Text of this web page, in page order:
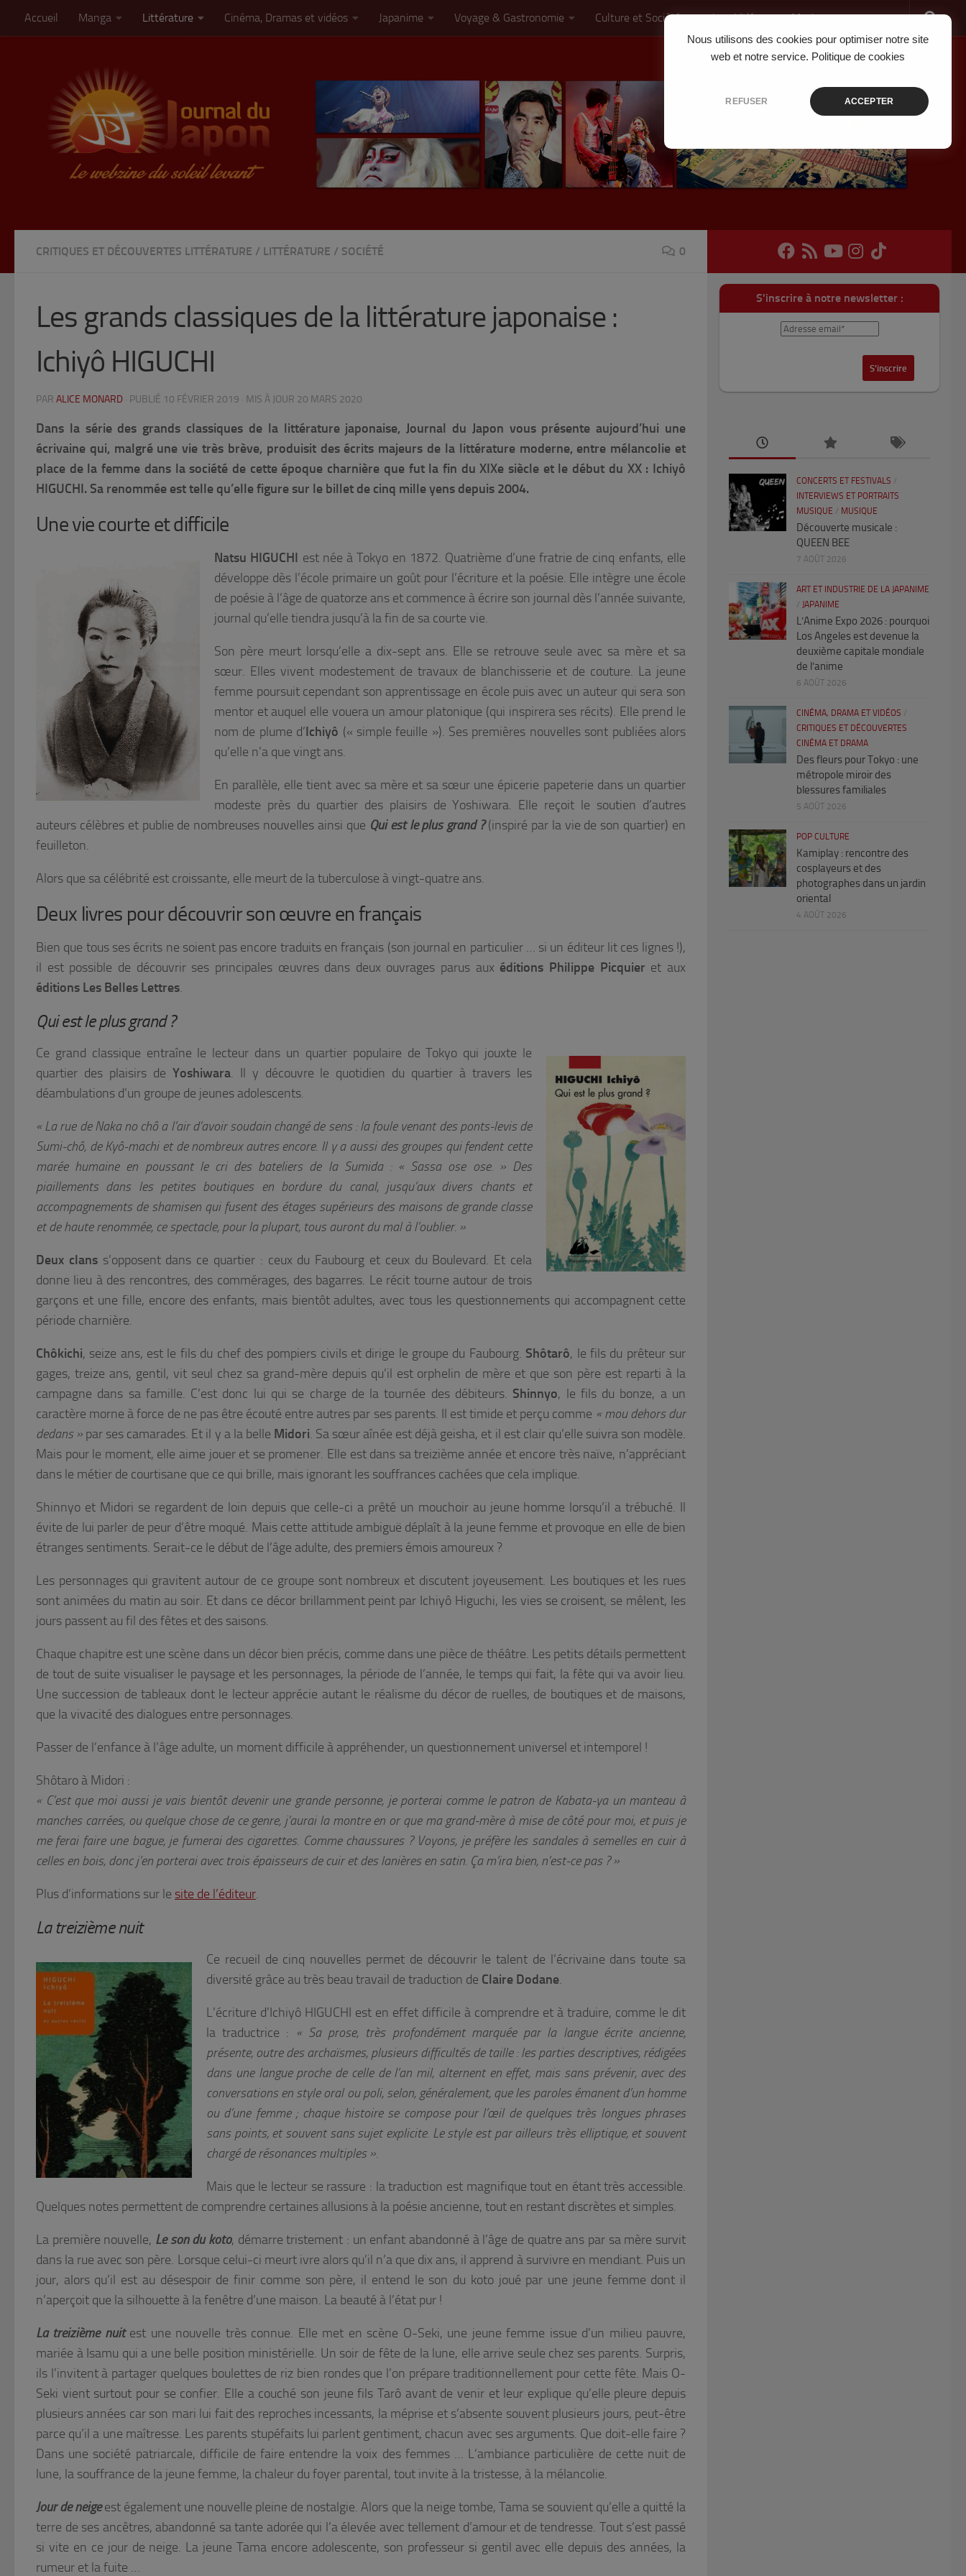
Nous utilisons des cookies pour optimiser notre site
web et notre service. Politique de cookies
REFUSER ACCEPTER
Skip to content
Accueil Manga Littérature Cinéma, Dramas et vidéos Japanime Voyage & Gastronomie Culture et Société Jeux Vidéo Musique
CRITIQUES ET DÉCOUVERTES LITTÉRATURE / LITTÉRATURE / SOCIÉTÉ 0
Les grands classiques de la littérature japonaise :
Ichiyô HIGUCHI
PAR ALICE MONARD · PUBLIÉ 10 FÉVRIER 2019 · MIS À JOUR 20 MARS 2020
Dans la série des grands classiques de la littérature japonaise, Journal du Japon vous présente aujourd’hui une
écrivaine qui, malgré une vie très brève, produisit des écrits majeurs de la littérature moderne, entre mélancolie et
place de la femme dans la société de cette époque charnière que fut la fin du XIXe siècle et le début du XX : Ichiyô
HIGUCHI. Sa renommée est telle qu’elle figure sur le billet de cinq mille yens depuis 2004.
Une vie courte et difficile
Natsu HIGUCHI est née à Tokyo en 1872. Quatrième d’une fratrie de cinq enfants, elle
développe dès l’école primaire un goût pour l’écriture et la poésie. Elle intègre une école
de poésie à l’âge de quatorze ans et commence à écrire son journal dès l’année suivante,
journal qu’elle tiendra jusqu’à la fin de sa courte vie.
Son père meurt lorsqu’elle a dix-sept ans. Elle se retrouve seule avec sa mère et sa
sœur. Elles vivent modestement de travaux de blanchisserie et de couture. La jeune
femme poursuit cependant son apprentissage en école puis avec un auteur qui sera son
mentor et auquel elle vouera un amour platonique (qui inspirera ses récits). Elle prend le
nom de plume d’Ichiyô (« simple feuille »). Ses premières nouvelles sont publiées alors
qu’elle n’a que vingt ans.
En parallèle, elle tient avec sa mère et sa sœur une épicerie papeterie dans un quartier
modeste près du quartier des plaisirs de Yoshiwara. Elle reçoit le soutien d’autres
auteurs célèbres et publie de nombreuses nouvelles ainsi que Qui est le plus grand ?(inspiré par la vie de son quartier) en
feuilleton.
Alors que sa célébrité est croissante, elle meurt de la tuberculose à vingt-quatre ans.
Deux livres pour découvrir son œuvre en français
Bien que tous ses écrits ne soient pas encore traduits en français (son journal en particulier … si un éditeur lit ces lignes !),
il est possible de découvrir ses principales œuvres dans deux ouvrages parus aux éditions Philippe Picquier et aux
éditions Les Belles Lettres.
Qui est le plus grand ?
Ce grand classique entraîne le lecteur dans un quartier populaire de Tokyo qui jouxte le
quartier des plaisirs de Yoshiwara. Il y découvre le quotidien du quartier à travers les
déambulations d’un groupe de jeunes adolescents.
« La rue de Naka no chô a l’air d’avoir soudain changé de sens : la foule venant des ponts-levis de
Sumi-chô, de Kyô-machi et de nombreux autres encore. Il y a aussi des groupes qui fendent cette
marée humaine en poussant le cri des bateliers de la Sumida : « Sassa ose ose. » Des
piaillements dans les petites boutiques en bordure du canal, jusqu’aux divers chants et
accompagnements de shamisen qui fusent des étages supérieurs des maisons de grande classe
et de haute renommée, ce spectacle, pour la plupart, tous auront du mal à l’oublier. »
Deux clanss’opposent dans ce quartier : ceux du Faubourg et ceux du Boulevard. Et cela
donne lieu à des rencontres, des commérages, des bagarres. Le récit tourne autour de trois
garçons et une fille, encore des enfants, mais bientôt adultes, avec tous les questionnements qui accompagnent cette
période charnière.
Chôkichi, seize ans, est le fils du chef des pompiers civils et dirige le groupe du Faubourg. Shôtarô, le fils du prêteur sur
gages, treize ans, gentil, vit seul chez sa grand-mère depuis qu’il est orphelin de mère et que son père est reparti à la
campagne dans sa famille. C’est donc lui qui se charge de la tournée des débiteurs. Shinnyo, le fils du bonze, a un
caractère morne à force de ne pas être écouté entre autres par ses parents. Il est timide et perçu comme « mou dehors dur
dedans » par ses camarades. Et il y a la belle Midori. Sa sœur aînée est déjà geisha, et il est clair qu’elle suivra son modèle.
Mais pour le moment, elle aime jouer et se promener. Elle est dans sa treizième année et encore très naïve, n’appréciant
dans le métier de courtisane que ce qui brille, mais ignorant les souffrances cachées que cela implique.
Shinnyo et Midori se regardent de loin depuis que celle-ci a prêté un mouchoir au jeune homme lorsqu’il a trébuché. Il
évite de lui parler de peur d’être moqué. Mais cette attitude ambiguë déplaît à la jeune femme et provoque en elle de bien
étranges sentiments. Serait-ce le début de l’âge adulte, des premiers émois amoureux ?
Les personnages qui gravitent autour de ce groupe sont nombreux et discutent joyeusement. Les boutiques et les rues
sont animées du matin au soir. Et dans ce décor brillamment peint par Ichiyô Higuchi, les vies se croisent, se mêlent, les
jours passent au fil des fêtes et des saisons.
Chaque chapitre est une scène dans un décor bien précis, comme dans une pièce de théâtre. Les petits détails permettent
de tout de suite visualiser le paysage et les personnages, la période de l’année, le temps qui fait, la fête qui va avoir lieu.
Une succession de tableaux dont le lecteur apprécie autant le réalisme du décor de ruelles, de boutiques et de maisons,
que la vivacité des dialogues entre personnages.
Passer de l’enfance à l’âge adulte, un moment difficile à appréhender, un questionnement universel et intemporel !
Shôtaro à Midori :
« C’est que moi aussi je vais bientôt devenir une grande personne, je porterai comme le patron de Kabata-ya un manteau à
manches carrées, ou quelque chose de ce genre, j’aurai la montre en or que ma grand-mère à mise de côté pour moi, et puis je
me ferai faire une bague, je fumerai des cigarettes. Comme chaussures ? Voyons, je préfère les sandales à semelles en cuir à
celles en bois, donc j’en porterai avec trois épaisseurs de cuir et des lanières en satin. Ça m’ira bien, n’est-ce pas ? »
Plus d’informations sur le site de l’éditeur.
La treizième nuit
Ce recueil de cinq nouvelles permet de découvrir le talent de l’écrivaine dans toute sa
diversité grâce au très beau travail de traduction de Claire Dodane.
L’écriture d’Ichiyô HIGUCHI est en effet difficile à comprendre et à traduire, comme le dit
la traductrice : « Sa prose, très profondément marquée par la langue écrite ancienne,
présente, outre des archaïsmes, plusieurs difficultés de taille : les parties descriptives, rédigées
dans une langue proche de celle de l’an mil, alternent en effet, mais sans prévenir, avec des
conversations en style oral ou poli, selon, généralement, que les paroles émanent d’un homme
ou d’une femme ; chaque histoire se compose pour l’œil de quelques très longues phrases
sans points, et souvent sans sujet explicite. Le style est par ailleurs très elliptique, et souvent
chargé de résonances multiples ».
Mais que le lecteur se rassure : la traduction est magnifique tout en étant très accessible.
Quelques notes permettent de comprendre certaines allusions à la poésie ancienne, tout en restant discrètes et simples.
La première nouvelle, Le son du koto, démarre tristement : un enfant abandonné à l’âge de quatre ans par sa mère survit
dans la rue avec son père. Lorsque celui-ci meurt ivre alors qu’il n’a que dix ans, il apprend à survivre en mendiant. Puis un
jour, alors qu’il est au désespoir de finir comme son père, il entend le son du koto joué par une jeune femme dont il
n’aperçoit que la silhouette à la fenêtre d’une maison. La beauté à l’état pur !
La treizième nuitest une nouvelle très connue. Elle met en scène O-Seki, une jeune femme issue d’un milieu pauvre,
mariée à Isamu qui a une belle position ministérielle. Un soir de fête de la lune, elle arrive seule chez ses parents. Surpris,
ils l’invitent à partager quelques boulettes de riz bien rondes que l’on prépare traditionnellement pour cette fête. Mais O-
Seki vient surtout pour se confier. Elle a couché son jeune fils Tarô avant de venir et leur explique qu’elle pleure depuis
plusieurs années car son mari lui fait des reproches incessants, la méprise et s’absente souvent plusieurs jours, peut-être
parce qu’il a une maîtresse. Les parents stupéfaits lui parlent gentiment, chacun avec ses arguments. Que doit-elle faire ?
Dans une société patriarcale, difficile de faire entendre la voix des femmes … L’ambiance particulière de cette nuit de
lune, la souffrance de la jeune femme, la chaleur du foyer parental, tout invite à la tristesse, à la mélancolie.
Jour de neigeest également une nouvelle pleine de nostalgie. Alors que la neige tombe, Tama se souvient qu’elle a quitté la
terre de ses ancêtres, abandonné sa tante adorée qui l’a élevée avec tellement d’amour et de tendresse. Tout s’est passé
si vite en ce jour de neige. La jeune Tama encore adolescente, son professeur si gentil avec elle depuis des années, la
rumeur et la fuite …
S'inscrire à notre newsletter :
CONCERTS ET FESTIVALS /
INTERVIEWS ET PORTRAITS
MUSIQUE / MUSIQUE
Découverte musicale :
QUEEN BEE
7 AOÛT 2026
ART ET INDUSTRIE DE LA JAPANIME
/ JAPANIME
L’Anime Expo 2026 : pourquoi
Los Angeles est devenue la
deuxième capitale mondiale
de l’anime
6 AOÛT 2026
CINÉMA, DRAMA ET VIDÉOS /
CRITIQUES ET DÉCOUVERTES
CINÉMA ET DRAMA
Des fleurs pour Tokyo : une
métropole miroir des
blessures familiales
5 AOÛT 2026
POP CULTURE
Kamiplay : rencontre des
cosplayeurs et des
photographes dans un jardin
oriental
4 AOÛT 2026